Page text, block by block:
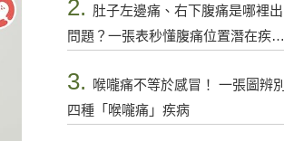
2. 肚子左邊痛、右下腹痛是哪裡出
問題？一張表秒懂腹痛位置潛在疾病
3.
喉嚨痛不等於感冒！ 一張圖辨別
四種「喉嚨痛」疾病